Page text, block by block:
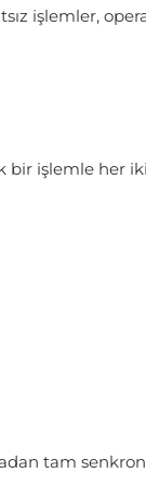
işlemler,
bir işlemle her
tam